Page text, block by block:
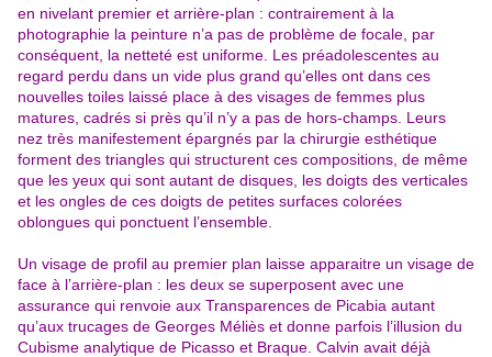
en nivelant premier et arrière-plan : contrairement à la
photographie la peinture n’a pas de problème de focale, par
conséquent, la netteté est uniforme. Les préadolescentes au
regard perdu dans un vide plus grand qu’elles ont dans ces
nouvelles toiles laissé place à des visages de femmes plus
matures, cadrés si près qu’il n’y a pas de hors-champs. Leurs
nez très manifestement épargnés par la chirurgie esthétique
forment des triangles qui structurent ces compositions, de même
que les yeux qui sont autant de disques, les doigts des verticales
et les ongles de ces doigts de petites surfaces colorées
oblongues qui ponctuent l’ensemble.
Un visage de profil au premier plan laisse apparaitre un visage de
face à l’arrière-plan : les deux se superposent avec une
assurance qui renvoie aux Transparences de Picabia autant
qu’aux trucages de Georges Méliès et donne parfois l’illusion du
Cubisme analytique de Picasso et Braque. Calvin avait déjà